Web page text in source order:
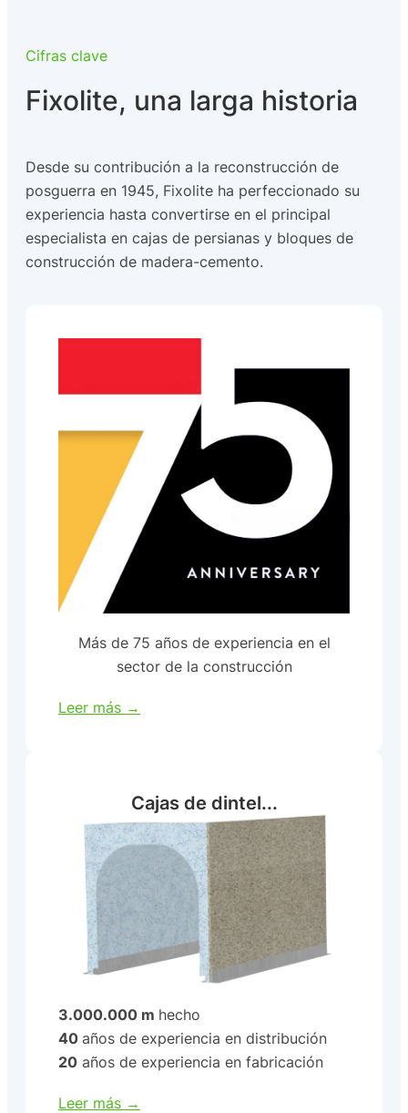
Cifras clave
Fixolite, una larga historia
Desde su contribución a la reconstrucción de
posguerra en 1945, Fixolite ha perfeccionado su
experiencia hasta convertirse en el principal
especialista en cajas de persianas y bloques de
construcción de madera-cemento.
Más de 75 años de experiencia en el
sector de la construcción
Leer más →
Cajas de dintel...
3.000.000 m hecho
40años de experiencia en distribución
20 años de experiencia en fabricación
Leer más →